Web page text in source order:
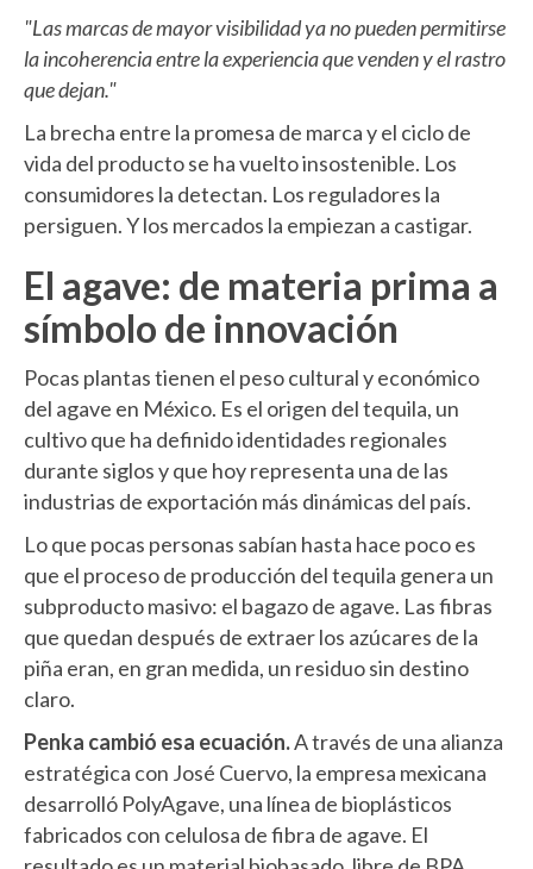
"Las marcas de mayor visibilidad ya no pueden permitirse
la incoherencia entre la experiencia que venden y el rastro
que dejan."
La brecha entre la promesa de marca y el ciclo de
vida del producto se ha vuelto insostenible. Los
consumidores la detectan. Los reguladores la
persiguen. Y los mercados la empiezan a castigar.
El agave: de materia prima a
símbolo de innovación
Pocas plantas tienen el peso cultural y económico
del agave en México. Es el origen del tequila, un
cultivo que ha definido identidades regionales
durante siglos y que hoy representa una de las
industrias de exportación más dinámicas del país.
Lo que pocas personas sabían hasta hace poco es
que el proceso de producción del tequila genera un
subproducto masivo: el bagazo de agave. Las fibras
que quedan después de extraer los azúcares de la
piña eran, en gran medida, un residuo sin destino
claro.
Penka cambió esa ecuación.A través de una alianza
estratégica con José Cuervo, la empresa mexicana
desarrolló PolyAgave, una línea de bioplásticos
fabricados con celulosa de fibra de agave. El